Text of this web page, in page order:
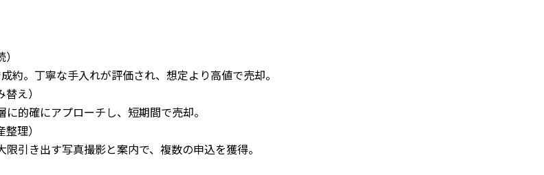
約。丁寧な手入れが評価され、想定より高値で売却。
え）
に的確にアプローチし、短期間で売却。
理）
限引き出す写真撮影と案内で、複数の申込を獲得。